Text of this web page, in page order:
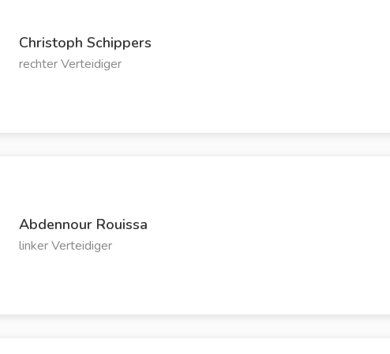
Christoph Schippers
rechter Verteidiger
Abdennour Rouissa
linker Verteidiger